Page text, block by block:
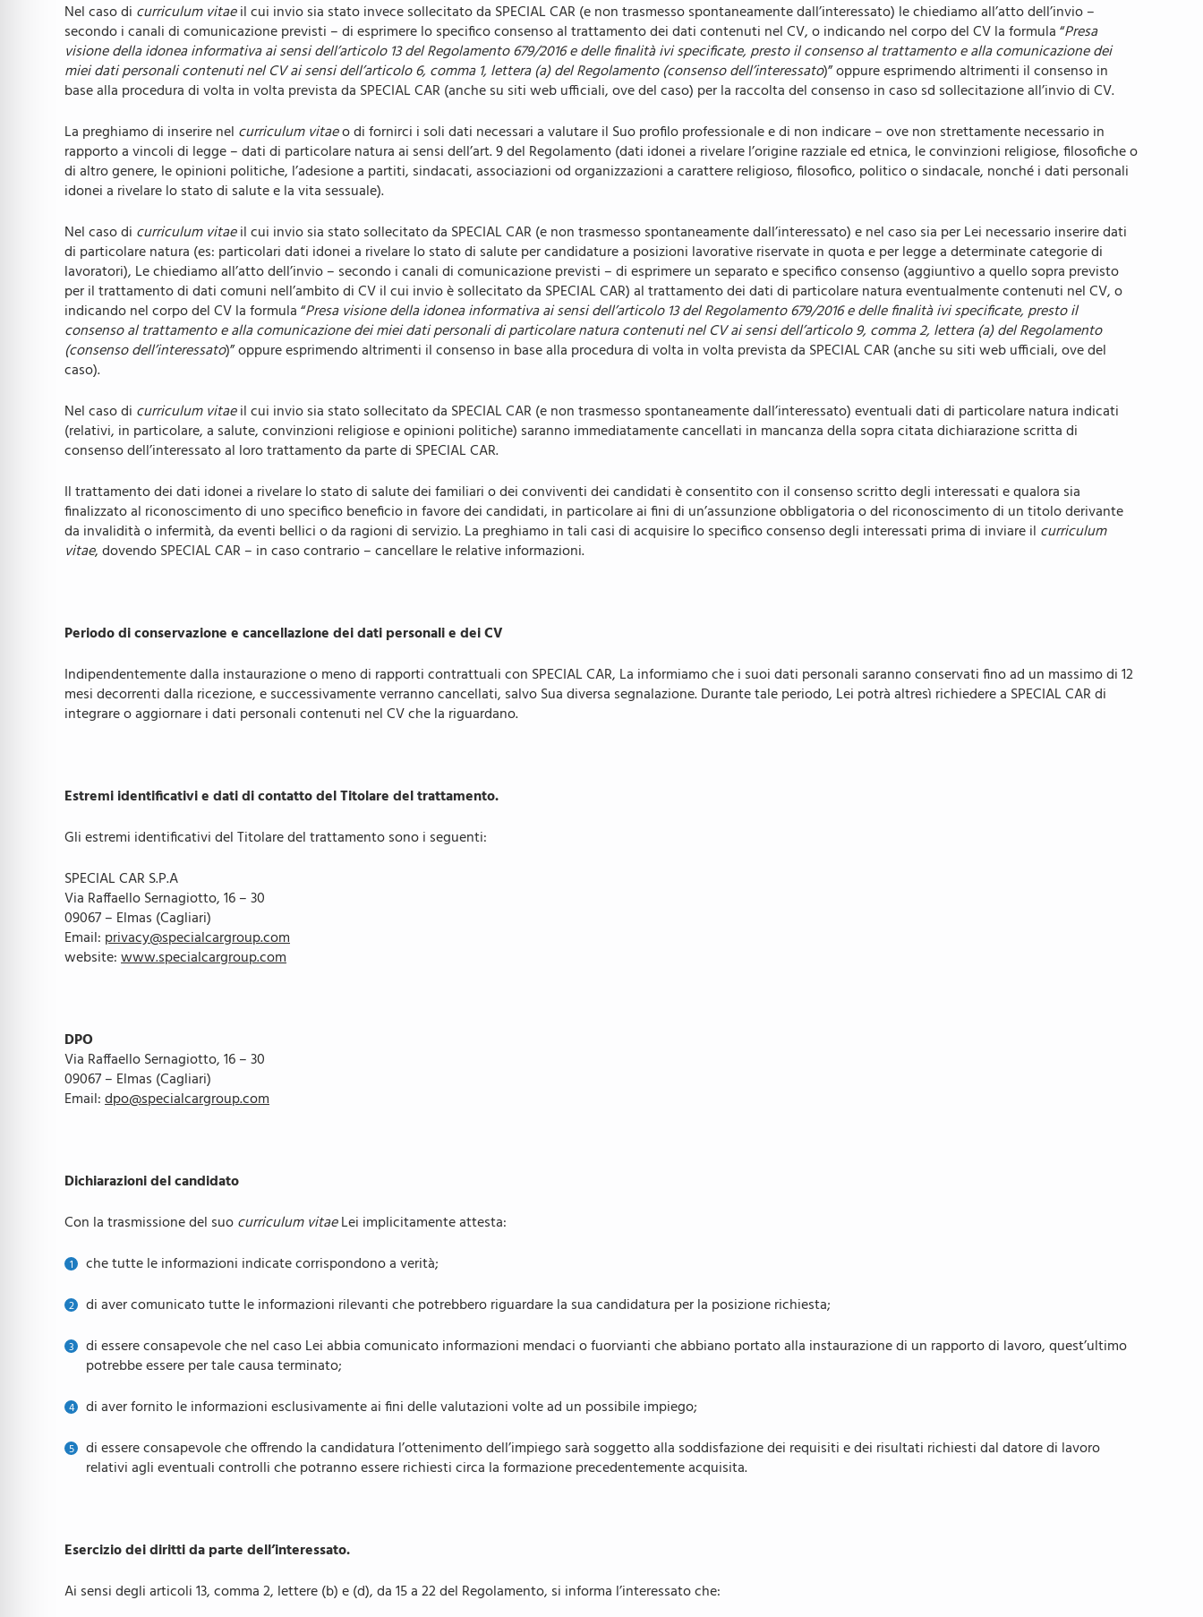
Nel caso di curriculum vitaeil cui invio sia stato invece sollecitato da SPECIAL CAR (e non trasmesso spontaneamente dall’interessato) le chiediamo all’atto dell’invio –
secondo i canali di comunicazione previsti – di esprimere lo specifico consenso al trattamento dei dati contenuti nel CV, o indicando nel corpo del CV la formula “Presa
visione della idonea informativa ai sensi dell’articolo 13 del Regolamento 679/2016 e delle finalità ivi specificate, presto il consenso al trattamento e alla comunicazione dei
miei dati personali contenuti nel CV ai sensi dell’articolo 6, comma 1, lettera (a) del Regolamento (consenso dell’interessato)” oppure esprimendo altrimenti il consenso in
base alla procedura di volta in volta prevista da SPECIAL CAR (anche su siti web ufficiali, ove del caso) per la raccolta del consenso in caso sd sollecitazione all’invio di CV.
La preghiamo di inserire nel curriculum vitaeo di fornirci i soli dati necessari a valutare il Suo profilo professionale e di non indicare – ove non strettamente necessario in
rapporto a vincoli di legge – dati di particolare natura ai sensi dell’art. 9 del Regolamento (dati idonei a rivelare l’origine razziale ed etnica, le convinzioni religiose, filosofiche o
di altro genere, le opinioni politiche, l’adesione a partiti, sindacati, associazioni od organizzazioni a carattere religioso, filosofico, politico o sindacale, nonché i dati personali
idonei a rivelare lo stato di salute e la vita sessuale).
Nel caso di curriculum vitaeil cui invio sia stato sollecitato da SPECIAL CAR (e non trasmesso spontaneamente dall’interessato) e nel caso sia per Lei necessario inserire dati
di particolare natura (es: particolari dati idonei a rivelare lo stato di salute per candidature a posizioni lavorative riservate in quota e per legge a determinate categorie di
lavoratori), Le chiediamo all’atto dell’invio – secondo i canali di comunicazione previsti – di esprimere un separato e specifico consenso (aggiuntivo a quello sopra previsto
per il trattamento di dati comuni nell’ambito di CV il cui invio è sollecitato da SPECIAL CAR) al trattamento dei dati di particolare natura eventualmente contenuti nel CV, o
indicando nel corpo del CV la formula “Presa visione della idonea informativa ai sensi dell’articolo 13 del Regolamento 679/2016 e delle finalità ivi specificate, presto il
consenso al trattamento e alla comunicazione dei miei dati personali di particolare natura contenuti nel CV ai sensi dell’articolo 9, comma 2, lettera (a) del Regolamento
(consenso dell’interessato)” oppure esprimendo altrimenti il consenso in base alla procedura di volta in volta prevista da SPECIAL CAR (anche su siti web ufficiali, ove del
caso).
Nel caso di curriculum vitaeil cui invio sia stato sollecitato da SPECIAL CAR (e non trasmesso spontaneamente dall’interessato) eventuali dati di particolare natura indicati
(relativi, in particolare, a salute, convinzioni religiose e opinioni politiche) saranno immediatamente cancellati in mancanza della sopra citata dichiarazione scritta di
consenso dell’interessato al loro trattamento da parte di SPECIAL CAR.
Il trattamento dei dati idonei a rivelare lo stato di salute dei familiari o dei conviventi dei candidati è consentito con il consenso scritto degli interessati e qualora sia
finalizzato al riconoscimento di uno specifico beneficio in favore dei candidati, in particolare ai fini di un’assunzione obbligatoria o del riconoscimento di un titolo derivante
da invalidità o infermità, da eventi bellici o da ragioni di servizio. La preghiamo in tali casi di acquisire lo specifico consenso degli interessati prima di inviare il curriculum
vitae, dovendo SPECIAL CAR – in caso contrario – cancellare le relative informazioni.
Periodo di conservazione e cancellazione dei dati personali e dei CV
Indipendentemente dalla instaurazione o meno di rapporti contrattuali con SPECIAL CAR, La informiamo che i suoi dati personali saranno conservati fino ad un massimo di 12
mesi decorrenti dalla ricezione, e successivamente verranno cancellati, salvo Sua diversa segnalazione. Durante tale periodo, Lei potrà altresì richiedere a SPECIAL CAR di
integrare o aggiornare i dati personali contenuti nel CV che la riguardano.
Estremi identificativi e dati di contatto del Titolare del trattamento.
Gli estremi identificativi del Titolare del trattamento sono i seguenti:
SPECIAL CAR S.P.A
Via Raffaello Sernagiotto, 16 – 30
09067 – Elmas (Cagliari)
Email: privacy@specialcargroup.com
website:www.specialcargroup.com
DPO
Via Raffaello Sernagiotto, 16 – 30
09067 – Elmas (Cagliari)
Email:dpo@specialcargroup.com
Dichiarazioni del candidato
Con la trasmissione del suocurriculum vitaeLei implicitamente attesta:
che tutte le informazioni indicate corrispondono a verità;
di aver comunicato tutte le informazioni rilevanti che potrebbero riguardare la sua candidatura per la posizione richiesta;
di essere consapevole che nel caso Lei abbia comunicato informazioni mendaci o fuorvianti che abbiano portato alla instaurazione di un rapporto di lavoro, quest’ultimo
potrebbe essere per tale causa terminato;
di aver fornito le informazioni esclusivamente ai fini delle valutazioni volte ad un possibile impiego;
di essere consapevole che offrendo la candidatura l’ottenimento dell’impiego sarà soggetto alla soddisfazione dei requisiti e dei risultati richiesti dal datore di lavoro
relativi agli eventuali controlli che potranno essere richiesti circa la formazione precedentemente acquisita.
Esercizio dei diritti da parte dell’interessato.
Ai sensi degli articoli 13, comma 2, lettere (b) e (d), da 15 a 22 del Regolamento, si informa l’interessato che: